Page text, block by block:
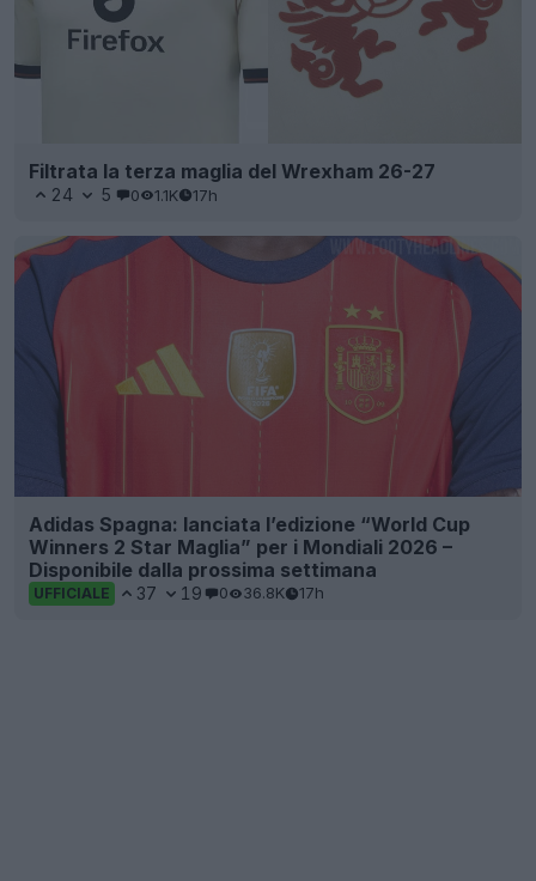
Filtrata la terza maglia del Wrexham 26-27
24 5 0 1.1K 17h
Adidas Spagna: lanciata l’edizione “World Cup
Winners 2 Star Maglia” per i Mondiali 2026 –
Disponibile dalla prossima settimana
UFFICIALE 37 19 0 36.8K 17h